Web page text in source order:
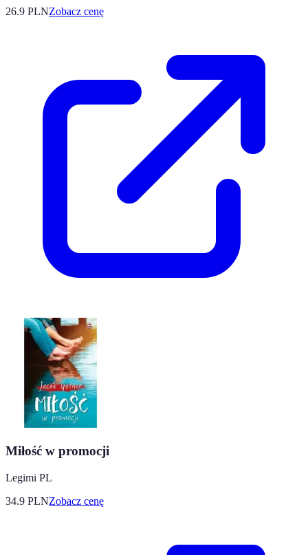
26.9 PLNZobacz cenę
Miłość w promocji
Legimi PL
34.9 PLNZobacz cenę